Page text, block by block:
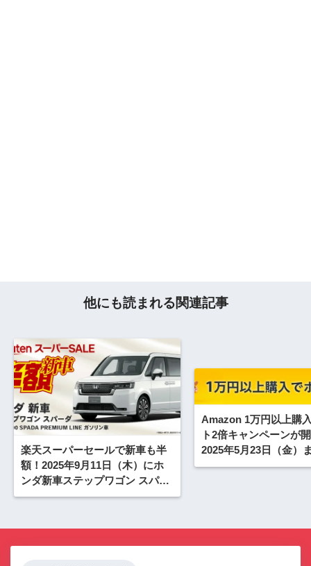
他にも読まれる関連記事
楽天スーパーセールで新車も半
額！2025年9月11日（木）にホ
ンダ新車ステップワゴン スパー
ダが登場【限定1台】
Amazon 1万円以上購
ト2倍キャンペーンが
2025年5月23日（金）